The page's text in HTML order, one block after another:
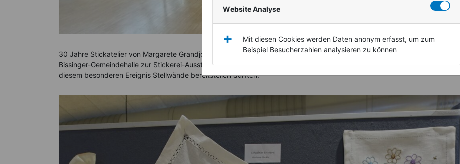
Website Analyse
+
Mit diesen Cookies werden Daten anonym erfasst, um zum
Beispiel Besucherzahlen analysieren zu können
30 Jahre Stickatelier von Margarete Grandjot. Zum Jubiläum begrüßte Margarete Grandjot die Besucher in der Karl-
Bissinger-Gemeindehalle zur Stickerei-Ausstellung. Für uns war dies ein besonderer Anlass darüber zu berichten, da wir zu
diesem besonderen Ereignis Stellwände bereitstellen durften.